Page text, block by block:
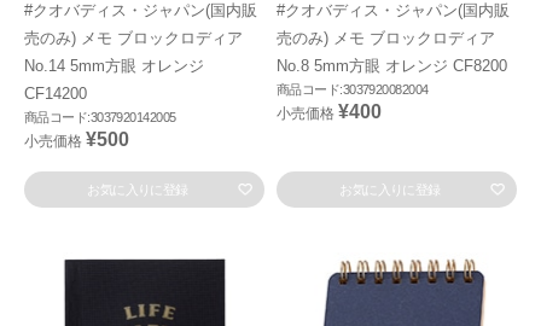
#クオバディス・ジャパン(国内販
売のみ) メモ ブロックロディア
No.14 5mm方眼 オレンジ
CF14200
商品コード:3037920142005
小売価格 ¥500
お気に入りに登録
#クオバディス・ジャパン(国内販
売のみ) メモ ブロックロディア
No.8 5mm方眼 オレンジ CF8200
商品コード:3037920082004
小売価格 ¥400
お気に入りに登録